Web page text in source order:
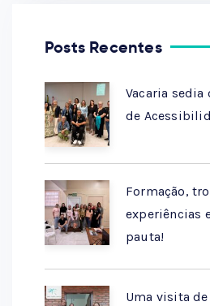
Posts Recentes
Vacaria
de
Formação,
experiências
pauta!
Uma visita